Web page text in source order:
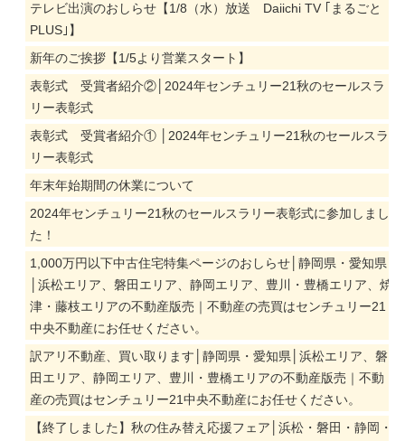
テレビ出演のおしらせ【1/8（水）放送 Daiichi TV ｢まるごと
PLUS｣】
新年のご挨拶【1/5より営業スタート】
表彰式 受賞者紹介②│2024年センチュリー21秋のセールスラ
リー表彰式
表彰式 受賞者紹介① │2024年センチュリー21秋のセールスラ
リー表彰式
年末年始期間の休業について
2024年センチュリー21秋のセールスラリー表彰式に参加しまし
た！
1,000万円以下中古住宅特集ページのおしらせ│静岡県・愛知県
│浜松エリア、磐田エリア、静岡エリア、豊川・豊橋エリア、焼
津・藤枝エリアの不動産版売｜不動産の売買はセンチュリー21
中央不動産にお任せください。
訳アリ不動産、買い取ります│静岡県・愛知県│浜松エリア、磐
田エリア、静岡エリア、豊川・豊橋エリアの不動産版売｜不動
産の売買はセンチュリー21中央不動産にお任せください。
【終了しました】秋の住み替え応援フェア│浜松・磐田・静岡・